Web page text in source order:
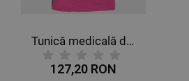
Tunică medicală de damă CHEROKEE WRAP ROZ WWE610
127,20 RON
DE TARGETARE
DE FUNCŢIONALITATE
NECLASIFICATE